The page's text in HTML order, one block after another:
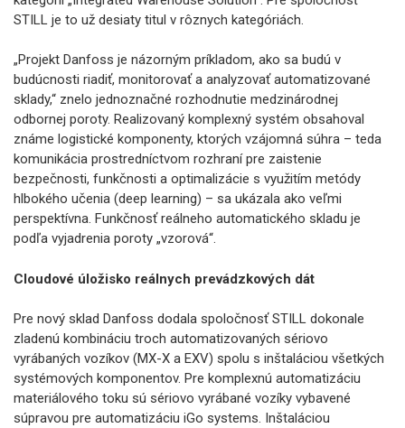
STILL je to už desiaty titul v rôznych kategóriách.
„Projekt Danfoss je názorným príkladom, ako sa budú v
budúcnosti riadiť, monitorovať a analyzovať automatizované
sklady,“ znelo jednoznačné rozhodnutie medzinárodnej
odbornej poroty. Realizovaný komplexný systém obsahoval
známe logistické komponenty, ktorých vzájomná súhra – teda
komunikácia prostredníctvom rozhraní pre zaistenie
bezpečnosti, funkčnosti a optimalizácie s využitím metódy
hlbokého učenia (deep learning) – sa ukázala ako veľmi
perspektívna. Funkčnosť reálneho automatického skladu je
podľa vyjadrenia poroty „vzorová“.
Cloudové úložisko reálnych prevádzkových dát
Pre nový sklad Danfoss dodala spoločnosť STILL dokonale
zladenú kombináciu troch automatizovaných sériovo
vyrábaných vozíkov (MX-X a EXV) spolu s inštaláciou všetkých
systémových komponentov. Pre komplexnú automatizáciu
materiálového toku sú sériovo vyrábané vozíky vybavené
súpravou pre automatizáciu iGo systems. Inštaláciou